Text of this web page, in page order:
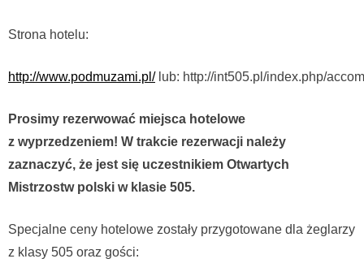
Strona hotelu:
http://www.podmuzami.pl/lub: http://int505.pl/index.php/
Prosimy rezerwować miejsca hotelowe
z wyprzedzeniem! W trakcie rezerwacji należy
zaznaczyć, że jest się uczestnikiem Otwartych
Mistrzostw polski w klasie 505.
Specjalne ceny hotelowe zostały przygotowane dla żeglarzy
z klasy 505 oraz gości: